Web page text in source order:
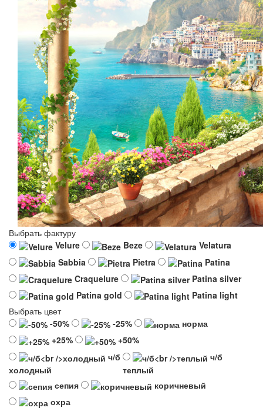
Выбрать фактуру
Velure
Beze
Velatura
Sabbia
Pietra
Patina
Craquelure
Patina silver
Patina gold
Patina light
Выбрать цвет
-50%
-25%
норма
+25%
+50%
ч/б
холодный
ч/б
теплый
сепия
коричневый
охра